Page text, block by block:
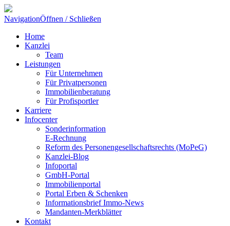
NavigationÖffnen / Schließen
Home
Kanzlei
Team
Leistungen
Für Unternehmen
Für Privatpersonen
Immobilienberatung
Für Profisportler
Karriere
Infocenter
Sonderinformation
E-Rechnung
Reform des Personengesellschaftsrechts (MoPeG)
Kanzlei-Blog
Infoportal
GmbH-Portal
Immobilienportal
Portal Erben & Schenken
Informationsbrief Immo-News
Mandanten-Merkblätter
Kontakt